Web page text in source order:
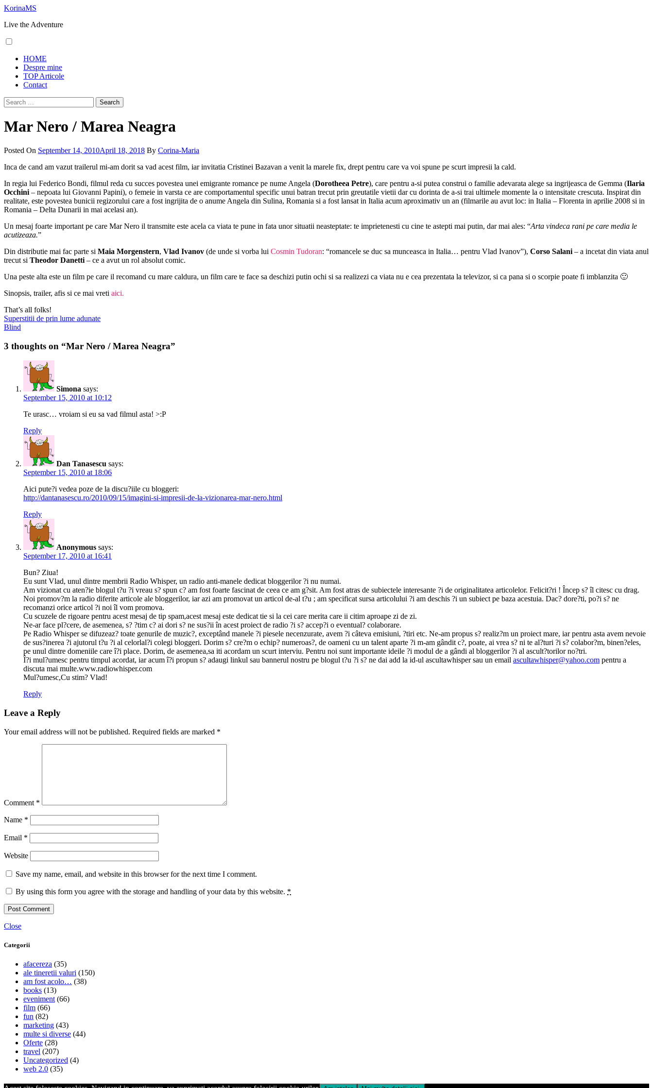
Skip
content
KorinaMS
Live the Adventure
Menu
HOME
Despre mine
TOP Articole
Contact
Search
for:
Mar Nero / Marea Neagra
Posted On September 14, 2010April 18, 2018 By Corina-Maria
Inca de cand am vazut trailerul mi-am dorit sa vad acest film, iar invitatia Cristinei Bazavan a venit la marele fix, drept pentru care va voi spune pe scurt impresii la cald.
In regia lui Federico Bondi, filmul reda cu succes povestea unei emigrante romance pe nume Angela (Dorotheea Petre), care pentru a-si putea construi o familie adevarata alege sa ingrijeasca de Gemma (Ilaria
Occhini – nepoata lui Giovanni Papini), o femeie in varsta ce are comportamentul specific unui batran trecut prin greutatile vietii dar cu dorinta de a-si trai ultimele momente la o intensitate crescuta. Inspirat din
realitate, este povestea bunicii regizorului care a fost ingrijita de o anume Angela din Sulina, Romania si a fost lansat in Italia acum aproximativ un an (filmarile au avut loc: in Italia – Florenta in aprilie 2008 si in
Romania – Delta Dunarii in mai acelasi an).
Un mesaj foarte important pe care Mar Nero il transmite este acela ca viata te pune in fata unor situatii neasteptate: te imprietenesti cu cine te astepti mai putin, dar mai ales: “Arta vindeca rani pe care media le
acutizeaza.”
Din distributie mai fac parte si Maia Morgenstern, Vlad Ivanov (de unde si vorba lui Cosmin Tudoran: “romancele se duc sa munceasca in Italia… pentru Vlad Ivanov”), Corso Salani – a incetat din viata anul
trecut si Theodor Danetti – ce a avut un rol absolut comic.
Una peste alta este un film pe care il recomand cu mare caldura, un film care te face sa deschizi putin ochi si sa realizezi ca viata nu e cea prezentata la televizor, si ca pana si o scorpie poate fi imblanzita 🙂
Sinopsis, trailer, afis si ce mai vreti aici.
That’s all folks!
Post
navigation
Previous
post:
Superstitii de prin lume adunate
Next
Blind
3 thoughts on “Mar Nero / Marea Neagra”
Simona says:
September 15, 2010 at 10:12
Te urasc… vroiam si eu sa vad filmul asta! >:P
Reply
Dan Tanasescu says:
September 15, 2010 at 18:06
Aici pute?i vedea poze de la discu?iile cu bloggeri:
http://dantanasescu.ro/2010/09/15/imagini-si-impresii-de-la-vizionarea-mar-nero.html
Reply
Anonymous says:
September 17, 2010 at 16:41
Bun? Ziua!
Eu sunt Vlad, unul dintre membrii Radio Whisper, un radio anti-manele dedicat bloggerilor ?i nu numai.
Am vizionat cu aten?ie blogul t?u ?i vreau s? spun c? am fost foarte fascinat de ceea ce am g?sit. Am fost atras de subiectele interesante ?i de originalitatea articolelor. Felicit?ri ! Încep s? îl citesc cu drag.
Noi promov?m la radio diferite articole ale bloggerilor, iar azi am promovat un articol de-al t?u ; am specificat sursa articolului ?i am deschis ?i un subiect pe baza acestuia. Dac? dore?ti, po?i s? ne
recomanzi orice articol ?i noi îl vom promova.
Cu scuzele de rigoare pentru acest mesaj de tip spam,acest mesaj este dedicat tie si la cei care merita care ii citim aproape zi de zi.
Ne-ar face pl?cere, de asemenea, s? ?tim c? ai dori s? ne sus?ii în acest proiect de radio ?i s? accep?i o eventual? colaborare.
Pe Radio Whisper se difuzeaz? toate genurile de muzic?, exceptând manele ?i piesele necenzurate, avem ?i câteva emisiuni, ?tiri etc. Ne-am propus s? realiz?m un proiect mare, iar pentru asta avem nevoie
de sus?inerea ?i ajutorul t?u ?i al celorlal?i colegi bloggeri. Dorim s? cre?m o echip? numeroas?, de oameni cu un talent aparte ?i m-am gândit c?, poate, ai vrea s? ni te al?turi ?i s? colabor?m, binen?eles,
pe unul dintre domeniile care î?i place. Dorim, de asemenea,sa iti acordam un scurt interviu. Pentru noi sunt importante ideile ?i modul de a gândi al bloggerilor ?i al ascult?torilor no?tri.
Î?i mul?umesc pentru timpul acordat, iar acum î?i propun s? adaugi linkul sau bannerul nostru pe blogul t?u ?i s? ne dai add la id-ul ascultawhisper sau un email ascultawhisper@yahoo.com pentru a
discuta mai multe.www.radiowhisper.com
Mul?umesc,Cu stim? Vlad!
Reply
Leave a Reply
Your email address will not be published. Required fields are marked *
Comment *
Name *
Email *
Website
Save my name, email, and website in this browser for the next time I comment.
By using this form you agree with the storage and handling of your data by this website. *
Close
Categorii
afacereza (35)
ale tineretii valuri (150)
am fost acolo… (38)
books (13)
eveniment (66)
film (66)
fun (82)
marketing (43)
multe si diverse (44)
Oferte (28)
travel (207)
Uncategorized (4)
web 2.0 (35)